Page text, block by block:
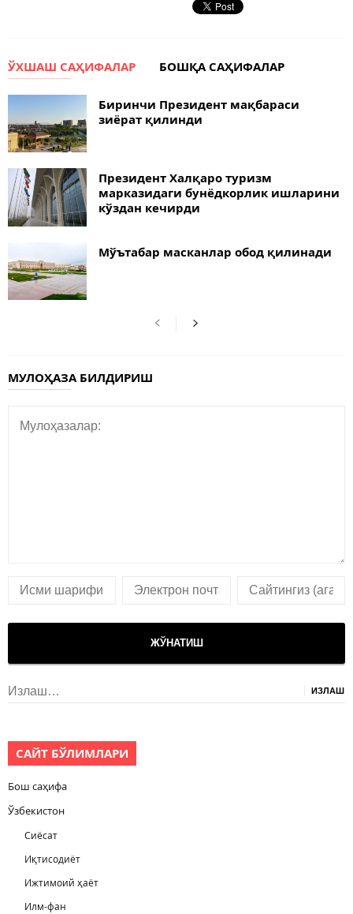
ЎХШАШ САҲИФАЛАР БОШҚА САҲИФАЛАР
Биринчи Президент мақбараси
зиёрат қилинди
Президент Халқаро туризм
марказидаги бунёдкорлик ишларини
кўздан кечирди
Мўътабар масканлар обод қилинади
МУЛОҲАЗА БИЛДИРИШ
Излаш:
САЙТ БЎЛИМЛАРИ
Бош саҳифа
Ўзбекистон
Сиёсат
Иқтисодиёт
Ижтимоий ҳаёт
Илм-фан